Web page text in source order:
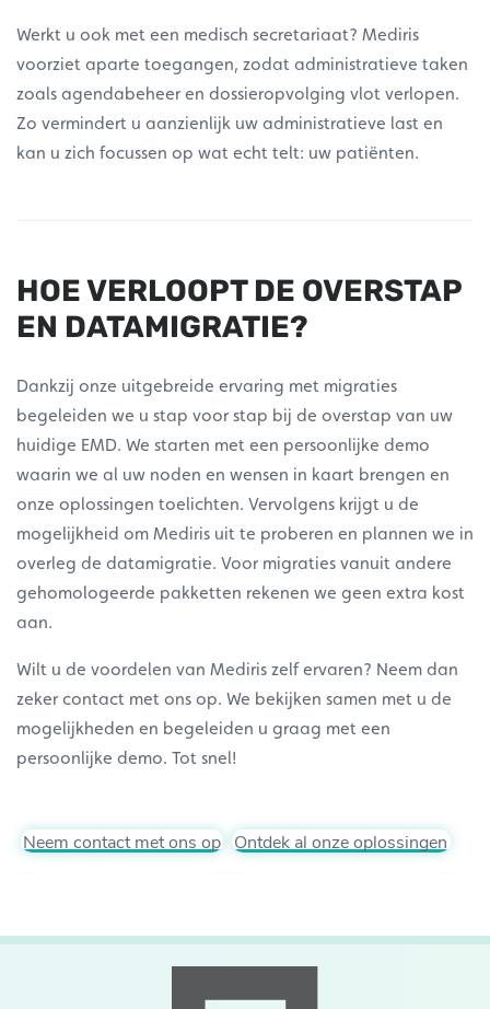
Werkt u ook met een medisch secretariaat? Mediris
voorziet aparte toegangen, zodat administratieve taken
zoals agendabeheer en dossieropvolging vlot verlopen.
Zo vermindert u aanzienlijk uw administratieve last en
kan u zich focussen op wat echt telt: uw patiënten.
HOE VERLOOPT DE OVERSTAP
EN DATAMIGRATIE?
Dankzij onze uitgebreide ervaring met migraties
begeleiden we u stap voor stap bij de overstap van uw
huidige EMD. We starten met een persoonlijke demo
waarin we al uw noden en wensen in kaart brengen en
onze oplossingen toelichten. Vervolgens krijgt u de
mogelijkheid om Mediris uit te proberen en plannen we in
overleg de datamigratie. Voor migraties vanuit andere
gehomologeerde pakketten rekenen we geen extra kost
aan.
Wilt u de voordelen van Mediris zelf ervaren? Neem dan
zeker contact met ons op. We bekijken samen met u de
mogelijkheden en begeleiden u graag met een
persoonlijke demo. Tot snel!
Neem contact met ons op Ontdek al onze oplossingen